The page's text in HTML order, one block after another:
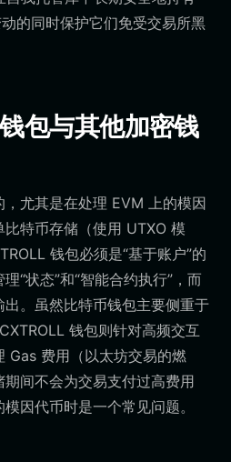
的同时保护它们免受交易所黑
包与其他加密钱
尤其是在处理 EVM 上的模因
特币存储（使用 UTXO 模
钱包必须是“基于账户”的
“状态”和“智能合约执行”，而
。虽然比特币钱包主要侧重于
钱包则针对高频交互
Gas 费用（以太坊交易的燃
间不会为交易支付过高费用
因代币时是一个常见问题。